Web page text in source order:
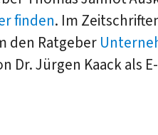
finden. Im
den Ratgeber
Dr. Jürgen Kaack als